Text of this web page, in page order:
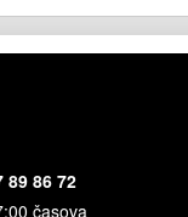
89 86 72
časova